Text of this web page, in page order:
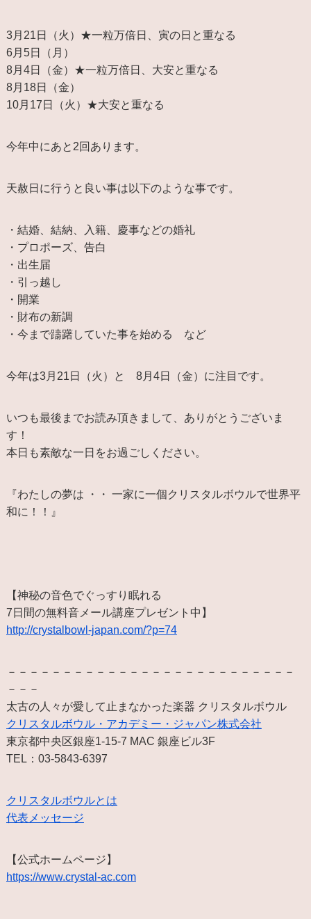
3月21日（火）★一粒万倍日、寅の日と重なる
6月5日（月）
8月4日（金）★一粒万倍日、大安と重なる
8月18日（金）
10月17日（火）★大安と重なる
今年中にあと2回あります。
天赦日に行うと良い事は以下のような事です。
・結婚、結納、入籍、慶事などの婚礼
・プロポーズ、告白
・出生届
・引っ越し
・開業
・財布の新調
・今まで躊躇していた事を始める など
今年は3月21日（火）と 8月4日（金）に注目です。
いつも最後までお読み頂きまして、ありがとうございま
す！
本日も素敵な一日をお過ごしください。
『わたしの夢は ・・ 一家に一個クリスタルボウルで世界平
和に！！』
【神秘の音色でぐっすり眠れる
7日間の無料音メール講座プレゼント中】
http://crystalbowl-japan.com/?p=74
－－－－－－－－－－－－－－－－－－－－－－－－－－
－－－
太古の人々が愛して止まなかった楽器 クリスタルボウル
クリスタルボウル・アカデミー・ジャパン株式会社
東京都中央区銀座1-15-7 MAC 銀座ビル3F
TEL：03-5843-6397
クリスタルボウルとは
代表メッセージ
【公式ホームページ】
https://www.crystal-ac.com